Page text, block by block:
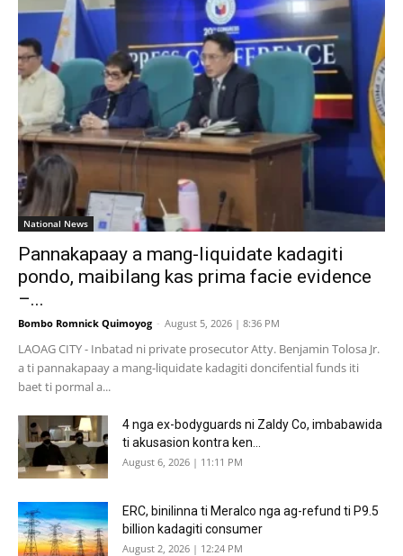
National News
Pannakapaay a mang-liquidate kadagiti
pondo, maibilang kas prima facie evidence
–...
Bombo Romnick Quimoyog - August 5, 2026 | 8:36 PM
LAOAG CITY - Inbatad ni private prosecutor Atty. Benjamin Tolosa Jr.
a ti pannakapaay a mang-liquidate kadagiti doncifential funds iti
baet ti pormal a...
4 nga ex-bodyguards ni Zaldy Co, imbabawida
ti akusasion kontra ken...
August 6, 2026 | 11:11 PM
ERC, binilinna ti Meralco nga ag-refund ti P9.5
billion kadagiti consumer
August 2, 2026 | 12:24 PM